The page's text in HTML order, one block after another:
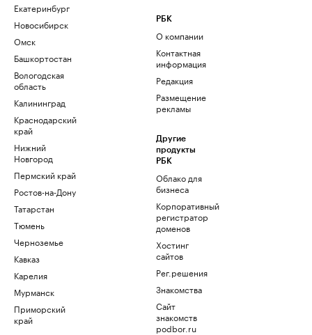
Екатеринбург
Новосибирск
Омск
Башкортостан
Вологодская
область
Калининград
Краснодарский
край
Нижний
Новгород
Пермский край
Ростов-на-Дону
Татарстан
Тюмень
Черноземье
Кавказ
Карелия
Мурманск
Приморский
край
РБК
О компании
Контактная
информация
Редакция
Размещение
рекламы
Другие
продукты
РБК
Облако для
бизнеса
Корпоративный
регистратор
доменов
Хостинг
сайтов
Рег.решения
Знакомства
Сайт
знакомств
podbor.ru